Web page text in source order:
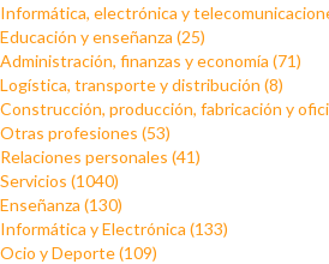
Informática, electrónica y
Educación y enseñanza (25)
Administración, finanzas y economía (71)
Logística, transporte y distribución (8)
Construcción, producción, fabricación y
Otras profesiones (53)
Relaciones personales (41)
Servicios (1040)
Enseñanza (130)
Informática y Electrónica (133)
Ocio y Deporte (109)